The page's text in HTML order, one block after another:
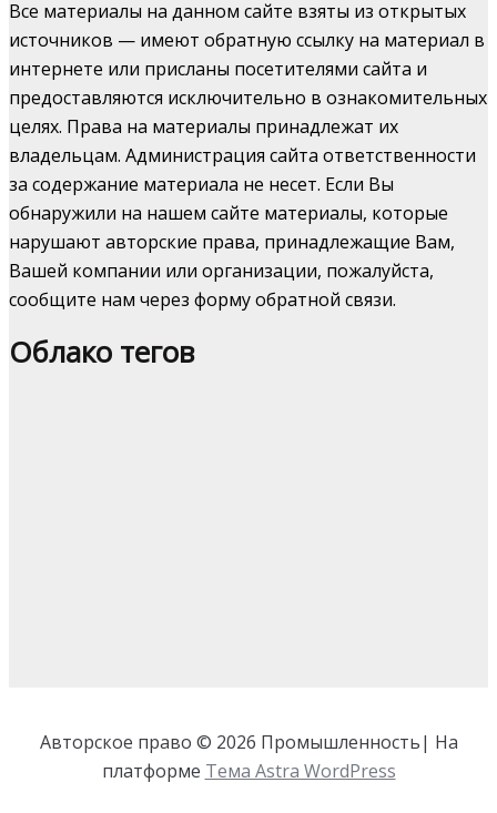
Все материалы на данном сайте взяты из открытых
источников — имеют обратную ссылку на материал в
интернете или присланы посетителями сайта и
предоставляются исключительно в ознакомительных
целях. Права на материалы принадлежат их
владельцам. Администрация сайта ответственности
за содержание материала не несет. Если Вы
обнаружили на нашем сайте материалы, которые
нарушают авторские права, принадлежащие Вам,
Вашей компании или организации, пожалуйста,
сообщите нам через форму обратной связи.
Облако тегов
Авторское право © 2026 Промышленность| На
платформе Тема Astra WordPress